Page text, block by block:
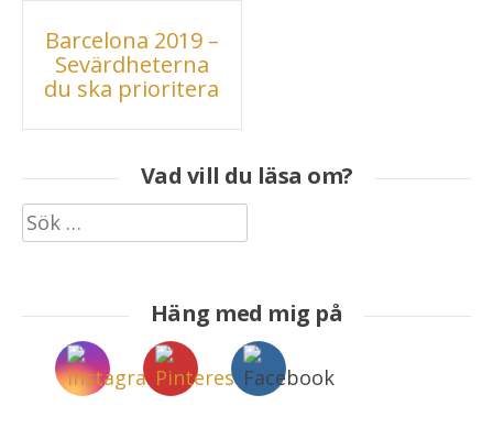
Inläggsnavigering
Barcelona 2019 –
Sevärdheterna
du ska prioritera
Vad vill du läsa om?
Sök
efter:
Häng med mig på